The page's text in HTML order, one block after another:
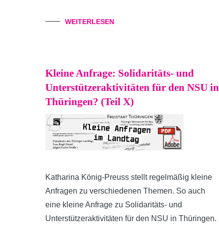
WEITERLESEN
Kleine Anfrage: Solidaritäts- und
Unterstützeraktivitäten für den NSU in
Thüringen? (Teil X)
Katharina König-Preuss stellt regelmäßig kleine
Anfragen zu verschiedenen Themen. So auch
eine kleine Anfrage zu Solidaritäts- und
Unterstützeraktivitäten für den NSU in Thüringen.